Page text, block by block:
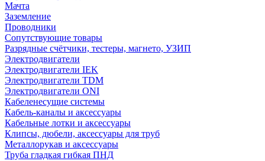
Мачта
Заземление
Проводники
Сопутствующие товары
Разрядные счётчики, тестеры, магнето, УЗИП
Электродвигатели
Электродвигатели IEK
Электродвигатели TDM
Электродвигатели ONI
Кабеленесущие системы
Кабель-каналы и аксессуары
Кабельные лотки и аксессуары
Клипсы, дюбели, аксессуары для труб
Металлорукав и аксессуары
Труба гладкая гибкая ПНД